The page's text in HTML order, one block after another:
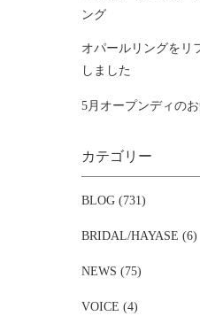
ング
オパールリングをリ
しました
5月オープンディの
カテゴリー
BLOG (731)
BRIDAL/HAYASE (6)
NEWS (75)
VOICE (4)